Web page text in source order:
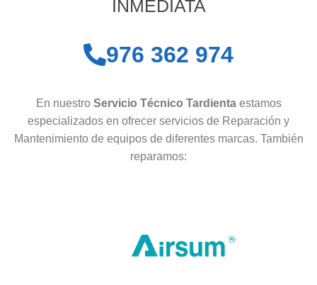
INMEDIATA
976 362 974
En nuestro Servicio Técnico Tardienta estamos
especializados en ofrecer servicios de Reparación y
Mantenimiento de equipos de diferentes marcas. También
reparamos: